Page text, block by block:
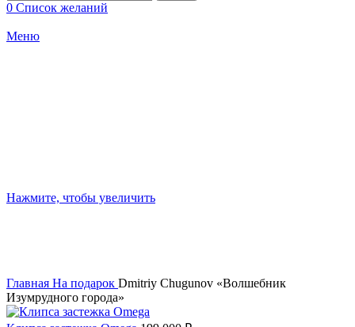
0 Список желаний
Меню
Нажмите, чтобы увеличить
Главная На подарок Dmitriy Сhugunоv «Волшeбник
Изумруднoго гoрода»